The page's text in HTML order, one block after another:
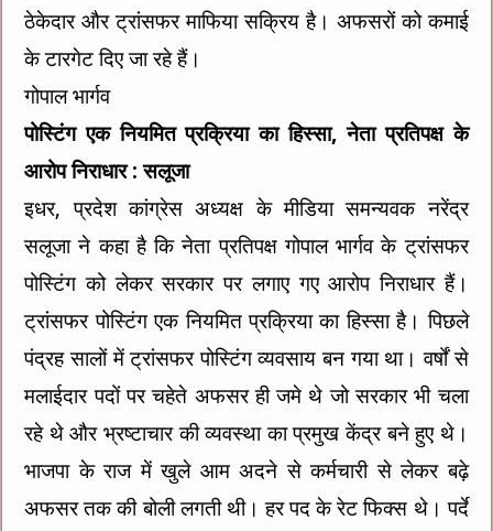
ठेकेदार और ट्रांसफर माफिया सक्रिय है। अफसरों को कमाई
के टारगेट दिए जा रहे हैं।
गोपाल भार्गव
पोस्टिंग एक नियमित प्रक्रिया का हिस्सा, नेता प्रतिपक्ष के
आरोप निराधार : सलूजा
इधर, प्रदेश कांग्रेस अध्यक्ष के मीडिया समन्यवक नरेंद्र
सलूजा ने कहा है कि नेता प्रतिपक्ष गोपाल भार्गव के ट्रांसफर
पोस्टिंग को लेकर सरकार पर लगाए गए आरोप निराधार हैं।
ट्रांसफर पोस्टिंग एक नियमित प्रक्रिया का हिस्सा है। पिछले
पंद्रह सालों में ट्रांसफर पोस्टिंग व्यवसाय बन गया था। वर्षों से
मलाईदार पदों पर चहेते अफसर ही जमे थे जो सरकार भी चला
रहे थे और भ्रष्टाचार की व्यवस्था का प्रमुख केंद्र बने हुए थे।
भाजपा के राज में खुले आम अदने से कर्मचारी से लेकर बढ़े
अफसर तक की बोली लगती थी। हर पद के रेट फिक्स थे। पर्दे